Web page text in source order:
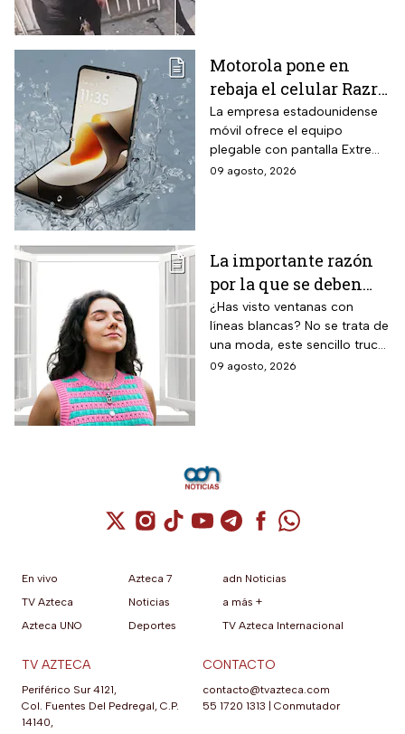
Motorola pone en
rebaja el celular Razr
70 plegable de 256 GB
con 16% de descuento
y hasta 18 MSI
La empresa estadounidense
móvil ofrece el equipo
plegable con pantalla Extreme
AMOLED y cámaras de 50 MP
de almacenamiento.
09 agosto, 2026
La importante razón
por la que se deben
pintar líneas blancas
en las ventanas
¿Has visto ventanas con
líneas blancas? No se trata de
una moda, este sencillo truco
puede ayudar a salvar vidas,
09 agosto, 2026
Cuenta de X / Twitter (se abre en una
Cuenta de Instagram (se abre en una
Cuenta de TikTok (se abre en
Cuenta de YouTube (se abre
Cuenta de Telegram (se
Cuenta de
Cuenta de
En vivo
TV Azteca
Azteca UNO
Azteca 7
Noticias
Deportes
adn Noticias
a más +
TV Azteca Internacional
TV AZTECA
Periférico Sur 4121,
Col. Fuentes Del Pedregal, C.P.
14140,
CONTACTO
contacto@tvazteca.com
55 1720 1313
Conmutador